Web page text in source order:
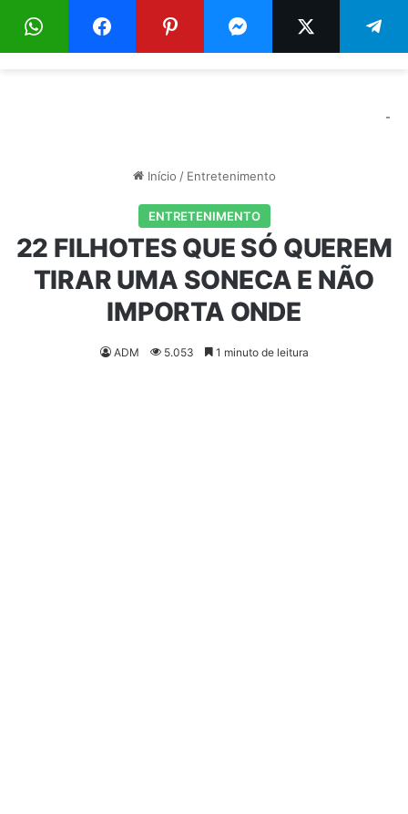
Menu
-
Início / Entretenimento
ENTRETENIMENTO
22 FILHOTES QUE SÓ QUEREM
TIRAR UMA SONECA E NÃO
IMPORTA ONDE
ADM 5.053 1 minuto de leitura